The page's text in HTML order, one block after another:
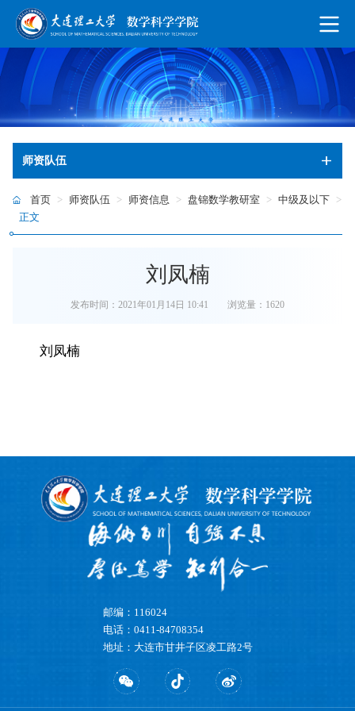
师资队伍
首页 > 师资队伍 > 师资信息 > 盘锦数学教研室 > 中级及以下
>
正文
刘凤楠
发布时间：2021年01月14日 10:41 浏览量： 1620
刘凤楠
邮编：116024
电话：0411-84708354
地址：大连市甘井子区凌工路2号